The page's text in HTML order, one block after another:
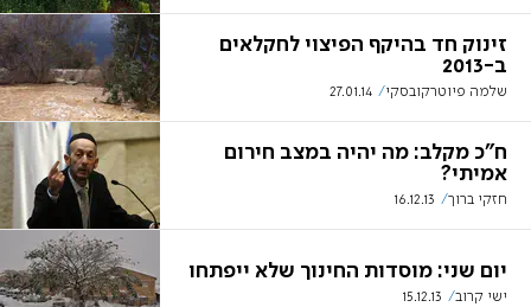
זינוק חד בהיקף הפיצוי לחקלאים
ב-2013
שלמה פיוטרקובסקי 27.01.14
ח"כ מקלב: מה יהיה במצב חירום
אמיתי?
חזקי ברוך 16.12.13
יום שני: מוסדות החינוך שלא ייפתחו
ישי קרוב 15.12.13